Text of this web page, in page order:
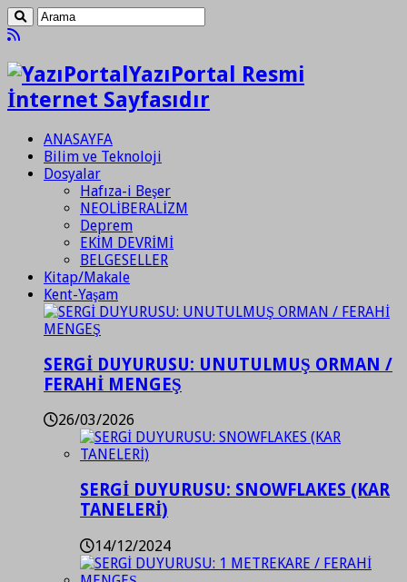
YazıPortal Resmi
İnternet Sayfasıdır
ANASAYFA
Bilim ve Teknoloji
Dosyalar
Hafıza-i Beşer
NEOLİBERALİZM
Deprem
EKİM DEVRİMİ
BELGESELLER
Kitap/Makale
Kent-Yaşam
SERGİ DUYURUSU: UNUTULMUŞ ORMAN /
FERAHİ MENGEŞ
26/03/2026
SERGİ DUYURUSU: SNOWFLAKES (KAR
TANELERİ)
14/12/2024